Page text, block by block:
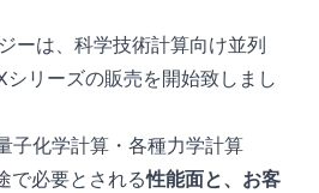
ーは、科学技術計算向け並列
シリーズの販売を開始致しまし
子化学計算・各種力学計算
で必要とされる性能面と、お客